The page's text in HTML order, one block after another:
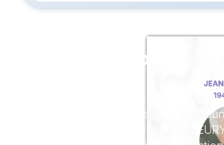
Créez un album
Créez un album collaboratif en
les hommages à Jacqueline